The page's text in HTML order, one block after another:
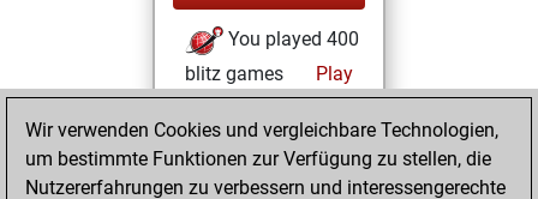
You played 400
blitz games
Play
+199 =23 -178 in
blitz
Wir verwenden Cookies und vergleichbare Technologien,
um bestimmte Funktionen zur Verfügung zu stellen, die
Nutzererfahrungen zu verbessern und interessengerechte